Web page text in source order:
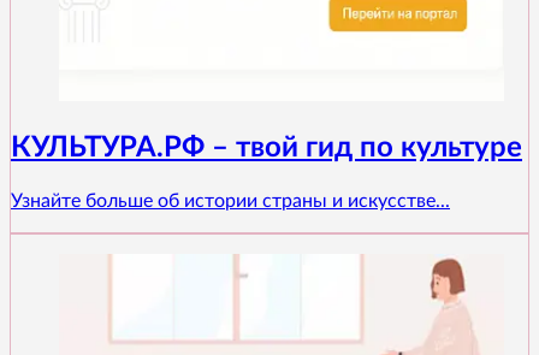
КУЛЬТУРА.РФ – твой гид по культуре
Узнайте больше об истории страны и искусстве...